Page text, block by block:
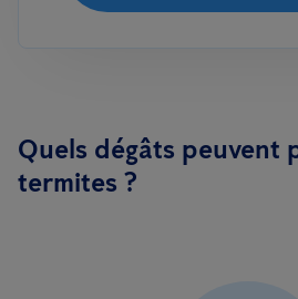
Quels dégâts peuvent
termites ?